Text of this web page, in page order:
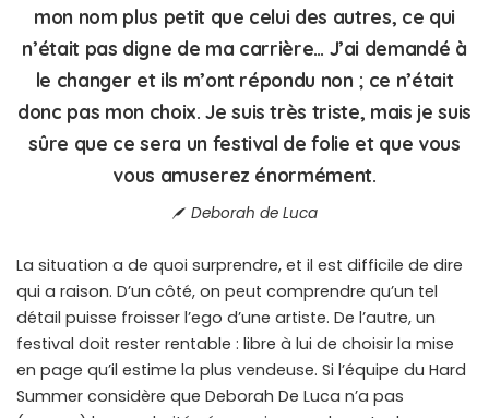
mon nom plus petit que celui des autres, ce qui
n’était pas digne de ma carrière… J’ai demandé à
le changer et ils m’ont répondu non ; ce n’était
donc pas mon choix. Je suis très triste, mais je suis
sûre que ce sera un festival de folie et que vous
vous amuserez énormément.
Deborah de Luca
La situation a de quoi surprendre, et il est difficile de dire
qui a raison. D’un côté, on peut comprendre qu’un tel
détail puisse froisser l’ego d’une artiste. De l’autre, un
festival doit rester rentable : libre à lui de choisir la mise
en page qu’il estime la plus vendeuse. Si l’équipe du Hard
Summer considère que Deborah De Luca n’a pas